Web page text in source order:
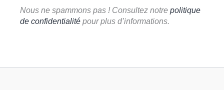
Nous ne spammons pas ! Consultez notre politique
de confidentialité pour plus d’informations.